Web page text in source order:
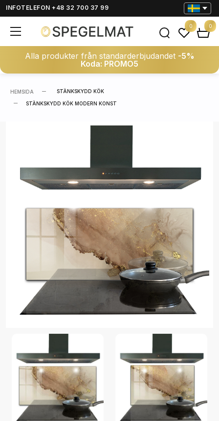
INFOTELEFON +48 32 700 37 99
Alla produkter från standarderbjudandet -5%
Koda: PROMO5
0 0
HEMSIDA STÄNKSKYDD KÖK
STÄNKSKYDD KÖK MODERN KONST